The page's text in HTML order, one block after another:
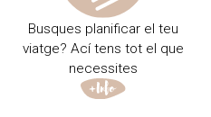
Busques planificar el teu
viatge? Ací tens tot el que
necessites